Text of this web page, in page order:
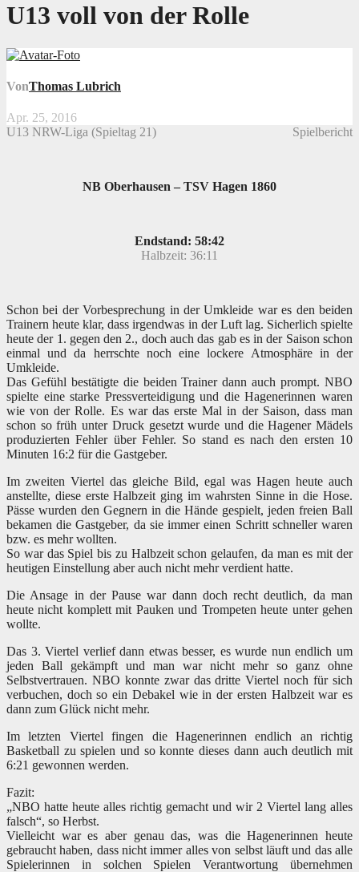
U13 voll von der Rolle
VonThomas Lubrich
Apr. 25, 2016
U13 NRW-Liga (Spieltag 21)
Spielbericht
NB Oberhausen – TSV Hagen 1860
Endstand: 58:42
Halbzeit: 36:11
Schon bei der Vorbesprechung in der Umkleide war es den beiden
Trainern heute klar, dass irgendwas in der Luft lag. Sicherlich spielte
heute der 1. gegen den 2., doch auch das gab es in der Saison schon
einmal und da herrschte noch eine lockere Atmosphäre in der
Umkleide.
Das Gefühl bestätigte die beiden Trainer dann auch prompt. NBO
spielte eine starke Pressverteidigung und die Hagenerinnen waren
wie von der Rolle. Es war das erste Mal in der Saison, dass man
schon so früh unter Druck gesetzt wurde und die Hagener Mädels
produzierten Fehler über Fehler. So stand es nach den ersten 10
Minuten 16:2 für die Gastgeber.
Im zweiten Viertel das gleiche Bild, egal was Hagen heute auch
anstellte, diese erste Halbzeit ging im wahrsten Sinne in die Hose.
Pässe wurden den Gegnern in die Hände gespielt, jeden freien Ball
bekamen die Gastgeber, da sie immer einen Schritt schneller waren
bzw. es mehr wollten.
So war das Spiel bis zu Halbzeit schon gelaufen, da man es mit der
heutigen Einstellung aber auch nicht mehr verdient hatte.
Die Ansage in der Pause war dann doch recht deutlich, da man
heute nicht komplett mit Pauken und Trompeten heute unter gehen
wollte.
Das 3. Viertel verlief dann etwas besser, es wurde nun endlich um
jeden Ball gekämpft und man war nicht mehr so ganz ohne
Selbstvertrauen. NBO konnte zwar das dritte Viertel noch für sich
verbuchen, doch so ein Debakel wie in der ersten Halbzeit war es
dann zum Glück nicht mehr.
Im letzten Viertel fingen die Hagenerinnen endlich an richtig
Basketball zu spielen und so konnte dieses dann auch deutlich mit
6:21 gewonnen werden.
Fazit:
„NBO hatte heute alles richtig gemacht und wir 2 Viertel lang alles
falsch“, so Herbst.
Vielleicht war es aber genau das, was die Hagenerinnen heute
gebraucht haben, dass nicht immer alles von selbst läuft und das alle
Spielerinnen in solchen Spielen Verantwortung übernehmen